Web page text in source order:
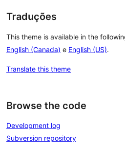
Traduções
This theme is available in the
English (Canada) e English (US).
Translate this theme
Browse the code
Development log
Subversion repository